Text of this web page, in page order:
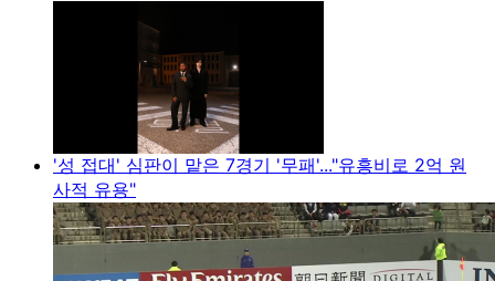
'성 접대' 심판이 맡은 7경기 '무패'..."유흥비로 2억 원
사적 유용"